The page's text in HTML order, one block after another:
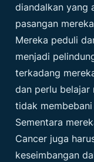
diandalkan yang
pasangan
Mereka peduli
menjadi
terkadang
dan perlu belajar
tidak membebani
Sementara
Cancer juga
keseimbangan